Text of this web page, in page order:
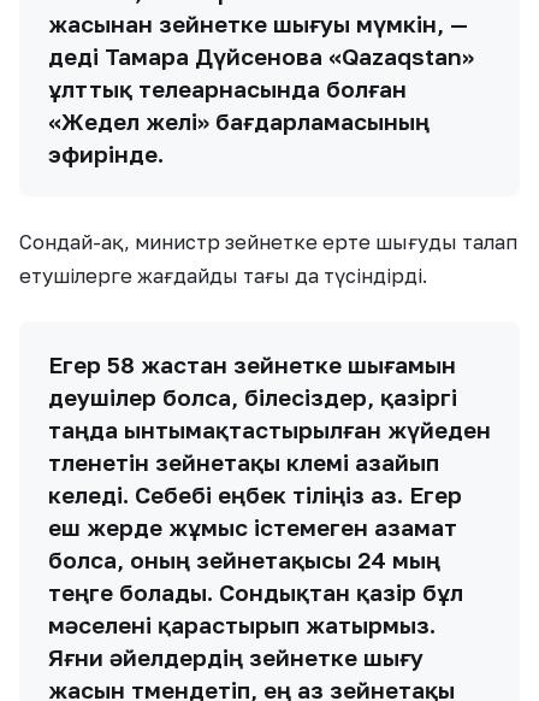
жасынан зейнетке шығуы мүмкін, —
деді Тамара Дүйсенова «Qazaqstan»
ұлттық телеарнасында болған
«Жедел желі» бағдарламасының
эфирінде.
Сондай-ақ, министр зейнетке ерте шығуды талап
етушілерге жағдайды тағы да түсіндірді.
Егер 58 жастан зейнетке шығамын
деушілер болса, білесіздер, қазіргі
таңда ынтымақтастырылған жүйеден
төленетін зейнетақы көлемі азайып
келеді. Себебі еңбек өтіліңіз аз. Егер
еш жерде жұмыс істемеген азамат
болса, оның зейнетақысы 24 мың
теңге болады. Сондықтан қазір бұл
мәселені қарастырып жатырмыз.
Яғни әйелдердің зейнетке шығу
жасын төмендетіп, ең аз зейнетақы